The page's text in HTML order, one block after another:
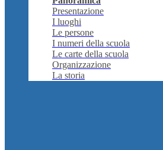
Presentazione
I luoghi
Le persone
I numeri della scuola
Le carte della scuola
Organizzazione
La storia